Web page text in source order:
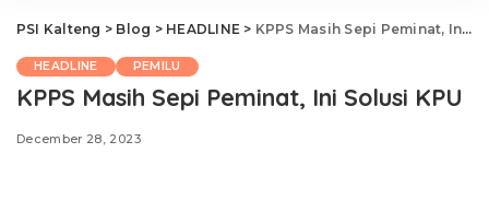
PSI Kalteng > Blog > HEADLINE > KPPS Masih Sepi Peminat, Ini Solusi KPU
HEADLINE PEMILU
KPPS Masih Sepi Peminat, Ini Solusi KPU
December 28, 2023